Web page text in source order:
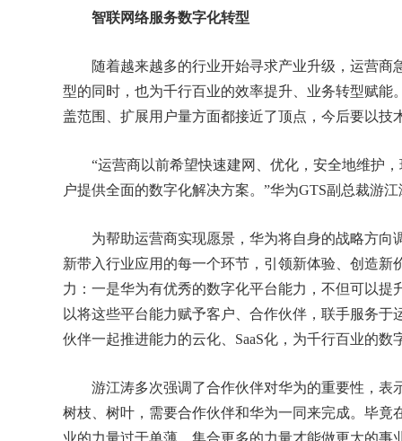
智联网络服务数字化转型
随着越来越多的行业开始寻求产业升级，运营商
型的同时，也为千行百业的效率提升、业务转型赋
盖范围、扩展用户量方面都接近了顶点，今后要以技
“运营商以前希望快速建网、优化，安全地维护，
户提供全面的数字化解决方案。”华为GTS副总裁游
为帮助运营商实现愿景，华为将自身的战略方向
新带入行业应用的每一个环节，引领新体验、创造
力：一是华为有优秀的数字化平台能力，不但可以
以将这些平台能力赋予客户、合作伙伴，联手服务
伙伴一起推进能力的云化、SaaS化，为千行百业的数
游江涛多次强调了合作伙伴对华为的重要性，表
树枝、树叶，需要合作伙伴和华为一同来完成。毕
业的力量过于单薄，集合更多的力量才能做更大的